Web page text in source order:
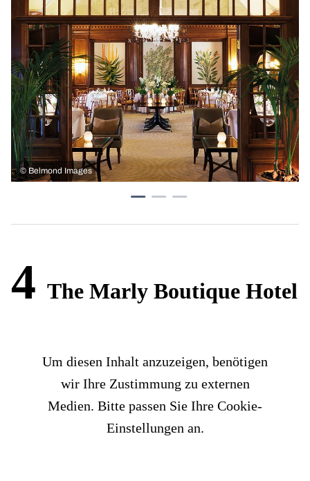
© Belmond Images
4 The Marly Boutique Hotel
Um diesen Inhalt anzuzeigen, benötigen
wir Ihre Zustimmung zu externen
Medien. Bitte passen Sie Ihre Cookie-
Einstellungen an.